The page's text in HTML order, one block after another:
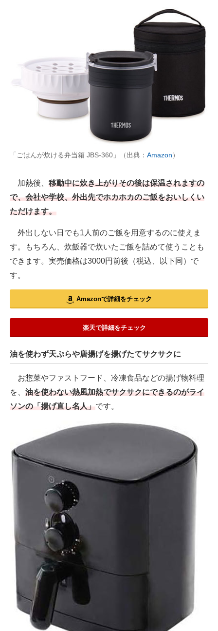
「ごはんが炊ける弁当箱 JBS-360」（出典： Amazon）
加熱後、 移動中に炊き上がりその後は保温されますの
で、会社や学校、外出先でホカホカのご飯をおいしくい
ただけます。
外出しない日でも1人前のご飯を用意するのに使えま
す。もちろん、炊飯器で炊いたご飯を詰めて使うことも
できます。実売価格は3000円前後（税込、以下同）で
す。
Amazonで詳細をチェック
楽天で詳細をチェック
油を使わず天ぷらや唐揚げを揚げたてサクサクに
お惣菜やファストフード、冷凍食品などの揚げ物料理
を、 油を使わない熱風加熱でサクサクにできるのがライ
ソンの「揚げ直し名人」です。